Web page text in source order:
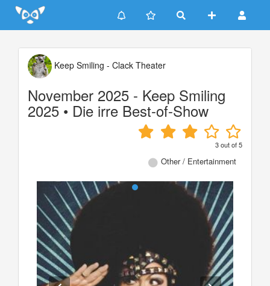
Update cookies preferences
Keep Smiling - Clack Theater
November 2025 - Keep Smiling
2025 • Die irre Best-of-Show
3out of5
Other / Entertainment